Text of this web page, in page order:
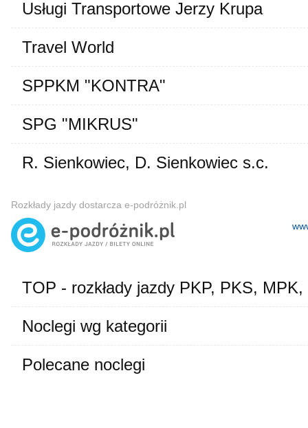
Usługi Transportowe Jerzy Krupa
Travel World
SPPKM "KONTRA"
SPG "MIKRUS"
R. Sienkowiec, D. Sienkowiec s.c.
Rozkłady jazdy dostarcza e-podróżnik.pl
TOP - rozkłady jazdy PKP, PKS, MPK,
Noclegi wg kategorii
Polecane noclegi